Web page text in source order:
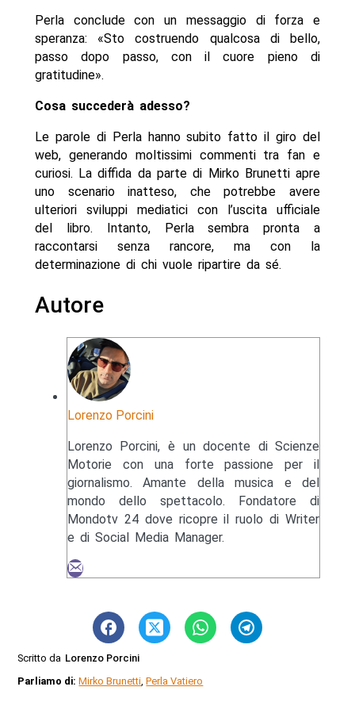
Perla conclude con un messaggio di forza e
speranza: «Sto costruendo qualcosa di bello,
passo dopo passo, con il cuore pieno di
gratitudine».
Cosa succederà adesso?
Le parole di Perla hanno subito fatto il giro del
web, generando moltissimi commenti tra fan e
curiosi. La diffida da parte di Mirko Brunetti apre
uno scenario inatteso, che potrebbe avere
ulteriori sviluppi mediatici con l’uscita ufficiale
del libro. Intanto, Perla sembra pronta a
raccontarsi senza rancore, ma con la
determinazione di chi vuole ripartire da sé.
Autore
Lorenzo Porcini
Lorenzo Porcini, è un docente di Scienze
Motorie con una forte passione per il
giornalismo. Amante della musica e del
mondo dello spettacolo. Fondatore di
Mondotv 24 dove ricopre il ruolo di Writer
e di Social Media Manager.
Scritto da Lorenzo Porcini
Parliamo di:Mirko Brunetti,Perla Vatiero